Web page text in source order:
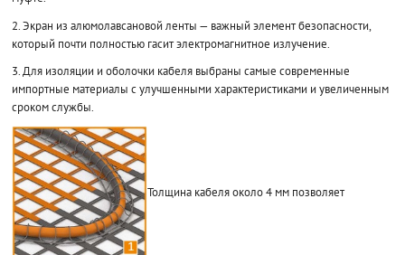
2. Экран из алюмолавсановой ленты — важный элемент безопасности,
который почти полностью гасит электромагнитное излучение.
3. Для изоляции и оболочки кабеля выбраны самые современные
импортные материалы с улучшенными характеристиками и увеличенным
сроком службы.
Толщина кабеля около 4 мм позволяет